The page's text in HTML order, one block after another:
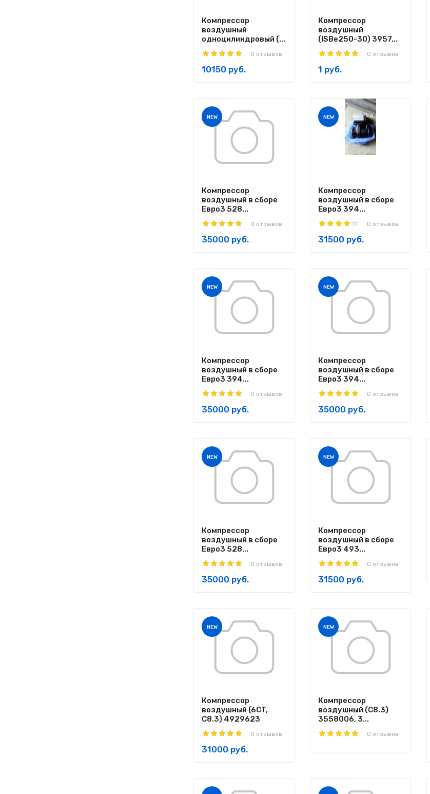
Компрессор
воздушный
одноцилиндровый (...
0 отзывов
10150 руб.
Компрессор
воздушный
(ISBe250-30) 3957...
0 отзывов
1 руб.
NEW
Компрессор
воздушный в сборе
Евро3 528...
0 отзывов
35000 руб.
NEW
Компрессор
воздушный в сборе
Евро3 394...
0 отзывов
31500 руб.
NEW
Компрессор
воздушный в сборе
Евро3 394...
0 отзывов
35000 руб.
NEW
Компрессор
воздушный в сборе
Евро3 394...
0 отзывов
35000 руб.
NEW
Компрессор
воздушный в сборе
Евро3 528...
0 отзывов
35000 руб.
NEW
Компрессор
воздушный в сборе
Евро3 493...
0 отзывов
31500 руб.
NEW
Компрессор
воздушный (6CT,
C8.3) 4929623
0 отзывов
31000 руб.
NEW
Компрессор
воздушный (C8.3)
3558006, 3...
0 отзывов